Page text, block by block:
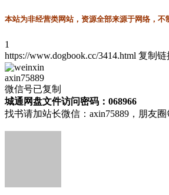
本站为非经营类网站，资源全部来源于网络，
1
https://www.dogbook.cc/3414.html 复制链
axin75889
微信号已复制
城通网盘文件访问密码：068966
找书请加站长微信：axin75889，朋友